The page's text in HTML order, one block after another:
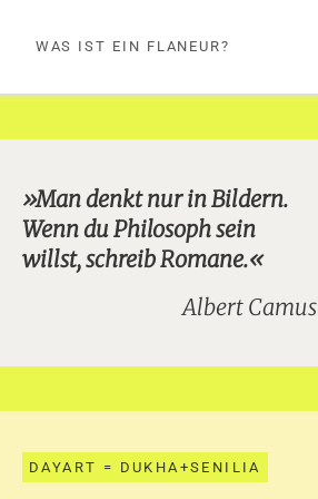
WAS IST EIN FLANEUR?
»Man denkt nur in Bildern.
Wenn du Philosoph sein
willst, schreib Romane.«
Albert Camus
DAYART = DUKHA+SENILIA